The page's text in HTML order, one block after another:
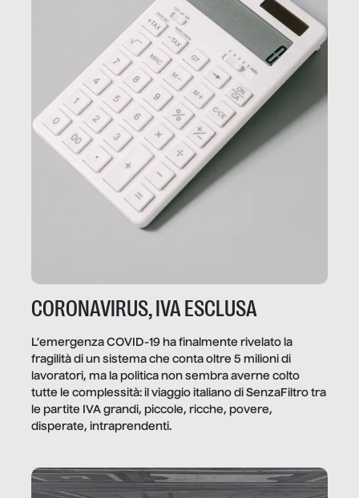
CORONAVIRUS, IVA ESCLUSA
L’emergenza COVID-19 ha finalmente rivelato la
fragilità di un sistema che conta oltre 5 milioni di
lavoratori, ma la politica non sembra averne colto
tutte le complessità: il viaggio italiano di SenzaFiltro tra
le partite IVA grandi, piccole, ricche, povere,
disperate, intraprendenti.